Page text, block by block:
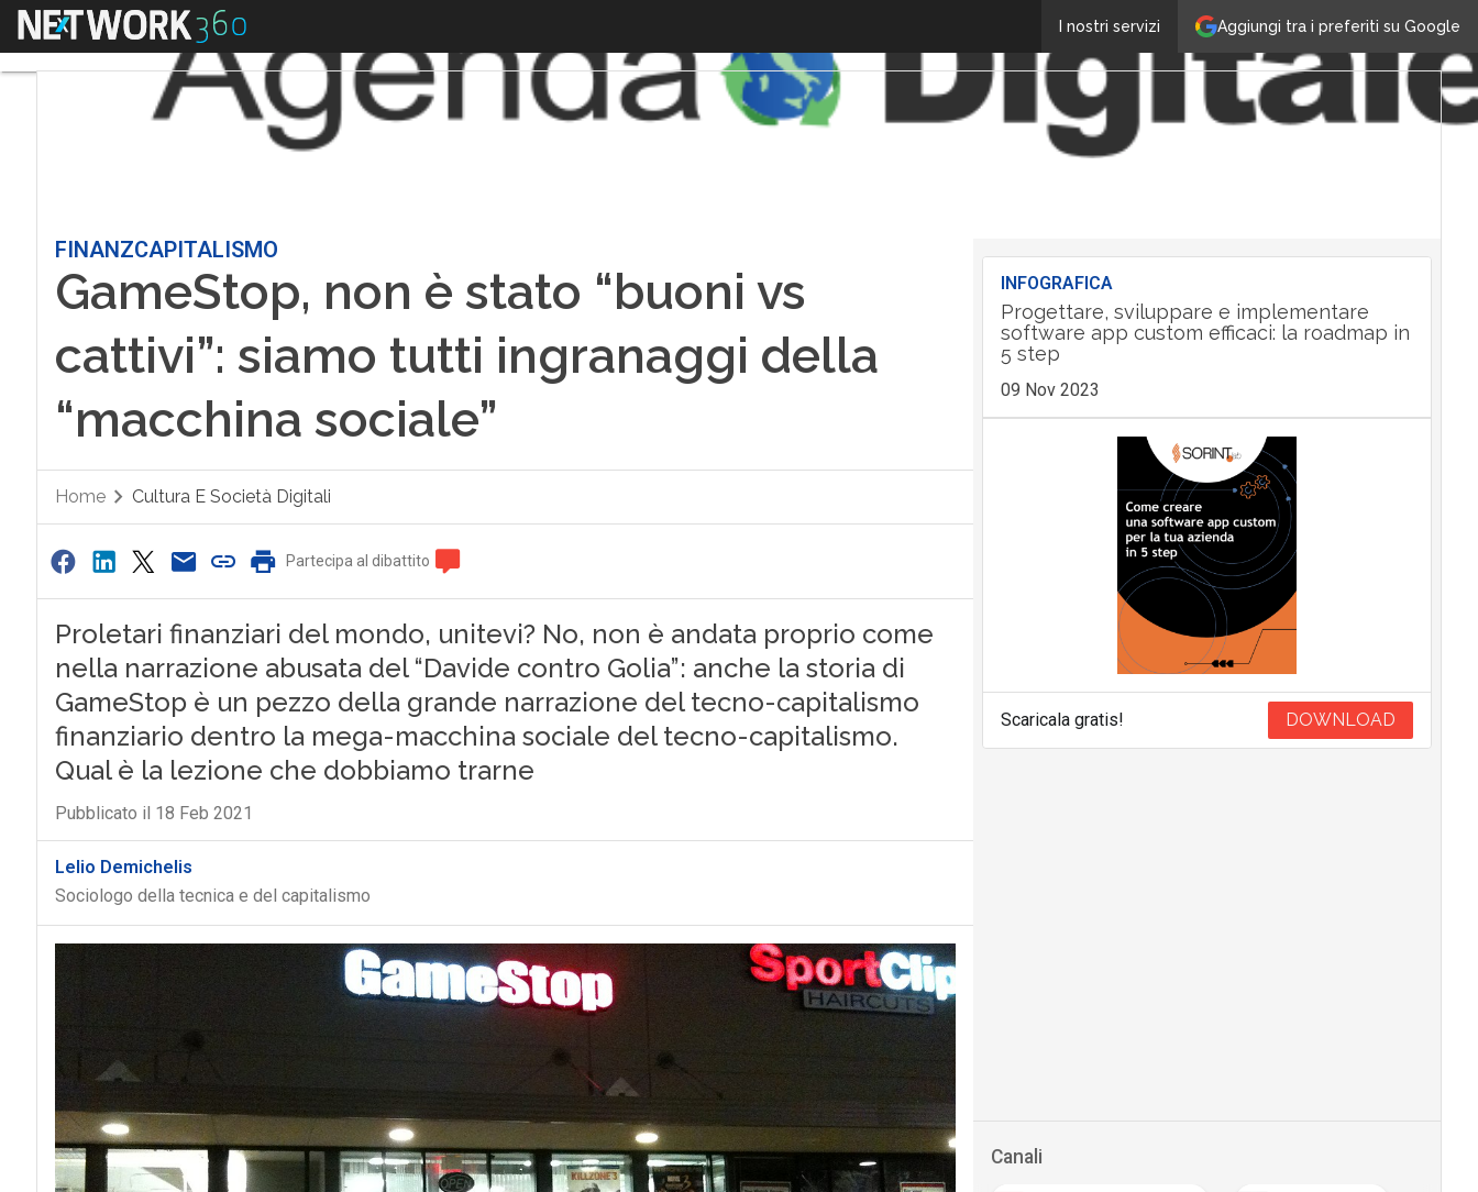
Aggiungi tra i preferiti su Google
I nostri servizi
Menu
FINANZCAPITALISMO
GameStop, non è stato “buoni vs
cattivi”: siamo tutti ingranaggi della
“macchina sociale”
Home Cultura E Società Digitali
Partecipa al dibattito
Proletari finanziari del mondo, unitevi? No, non è andata proprio come
nella narrazione abusata del “Davide contro Golia”: anche la storia di
GameStop è un pezzo della grande narrazione del tecno-capitalismo
finanziario dentro la mega-macchina sociale del tecno-capitalismo.
Qual è la lezione che dobbiamo trarne
Pubblicato il 18 Feb 2021
Lelio Demichelis
Sociologo della tecnica e del capitalismo
INFOGRAFICA
Progettare, sviluppare e implementare
software app custom efficaci: la roadmap in
5 step
09 Nov 2023
Scaricala gratis! DOWNLOAD
Canali